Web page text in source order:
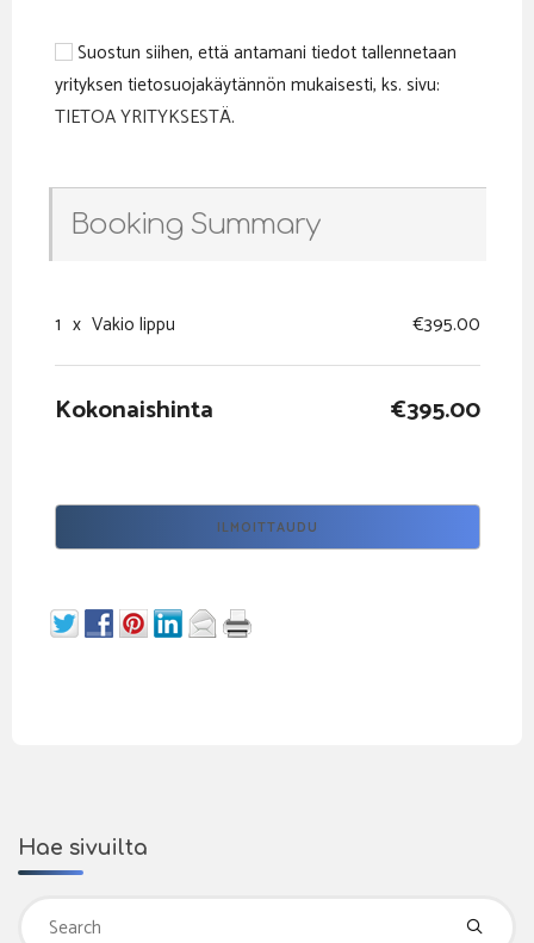
Suostun siihen, että antamani tiedot tallennetaan
yrityksen tietosuojakäytännön mukaisesti, ks. sivu:
TIETOA YRITYKSESTÄ.
Booking Summary
1 x Vakio lippu €395.00
Kokonaishinta €395.00
Hae sivuilta